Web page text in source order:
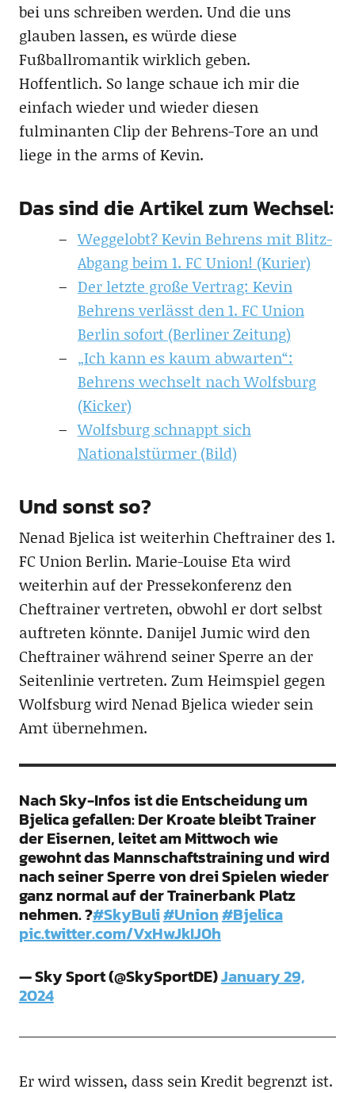
bei uns schreiben werden. Und die uns
glauben lassen, es würde diese
Fußballromantik wirklich geben.
Hoffentlich. So lange schaue ich mir die
einfach wieder und wieder diesen
fulminanten Clip der Behrens-Tore an und
liege in the arms of Kevin.
Das sind die Artikel zum Wechsel:
Weggelobt? Kevin Behrens mit Blitz-
Abgang beim 1. FC Union! (Kurier)
Der letzte große Vertrag: Kevin
Behrens verlässt den 1. FC Union
Berlin sofort (Berliner Zeitung)
„Ich kann es kaum abwarten“:
Behrens wechselt nach Wolfsburg
(Kicker)
Wolfsburg schnappt sich
Nationalstürmer (Bild)
Und sonst so?
Nenad Bjelica ist weiterhin Cheftrainer des 1.
FC Union Berlin. Marie-Louise Eta wird
weiterhin auf der Pressekonferenz den
Cheftrainer vertreten, obwohl er dort selbst
auftreten könnte. Danijel Jumic wird den
Cheftrainer während seiner Sperre an der
Seitenlinie vertreten. Zum Heimspiel gegen
Wolfsburg wird Nenad Bjelica wieder sein
Amt übernehmen.
Nach Sky-Infos ist die Entscheidung um
Bjelica gefallen: Der Kroate bleibt Trainer
der Eisernen, leitet am Mittwoch wie
gewohnt das Mannschaftstraining und wird
nach seiner Sperre von drei Spielen wieder
ganz normal auf der Trainerbank Platz
nehmen. ?#SkyBuli#Union#Bjelica
pic.twitter.com/VxHwJkIJ0h
— Sky Sport (@SkySportDE)January 29,
2024
Er wird wissen, dass sein Kredit begrenzt ist.